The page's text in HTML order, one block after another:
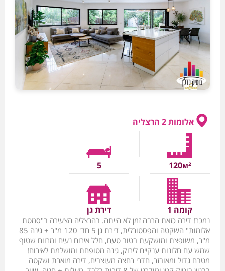
אלומות 2 הרצליה
120м²
5
קומה 1 דירת גן
נמכר! דירה כזאת הרבה זמן לא הייתה. בהרצליה הצעירה ב"סמטת
אלומות" השקטה והפסטורלית, דירת גן 5 חד' 120 מ"ר + גינה 85
מ"ר, משופצת ומושקעת בטוב טעם, חלל אירוח נעים ומרווח שטוף
שמש עם חלונות ענקיים לירוק, גינה מטופחת ומושלמת לאירוח!
מטבח גדול ומאובזר, חדרי רחצה מעוצבים, דירה מוארת ושקטה